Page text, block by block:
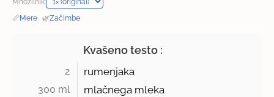
📏Mere · 🌿Začimbe
Kvašeno testo :
2 rumenjaka
300 ml mlačnega mleka